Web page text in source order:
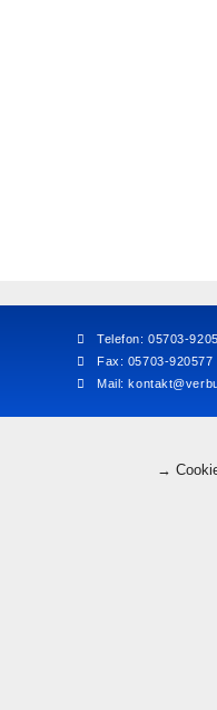
Telefon: 05703-
Fax: 05703-920577
Mail:
→